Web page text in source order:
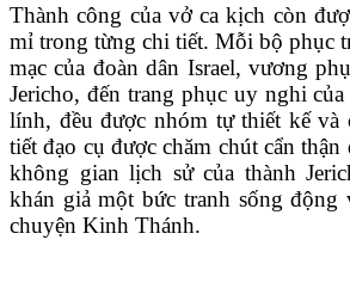
Thành công của vở ca kịch còn
mỉ trong từng chi tiết. Mỗi bộ phục
mạc của đoàn dân Israel, vương
Jericho, đến trang phục uy nghi
lính, đều được nhóm tự thiết kế và
tiết đạo cụ được chăm chút cẩn
không gian lịch sử của thành
khán giả một bức tranh sống động
chuyện Kinh Thánh.